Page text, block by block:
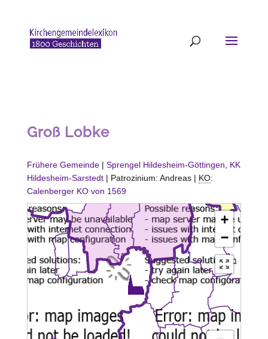
Groß Lobke
Frühere Gemeinde| Sprengel Hildesheim-Göttingen
KK
Hildesheim-Sarstedt| Patrozinium: Andreas | KO:
Calenberger KO von 1569
+
−